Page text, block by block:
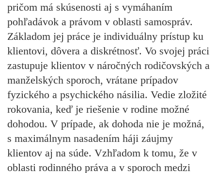
pričom má skúsenosti aj s vymáhaním
pohľadávok a právom v oblasti samospráv.
Základom jej práce je individuálny prístup ku
klientovi, dôvera a diskrétnosť. Vo svojej práci
zastupuje klientov v náročných rodičovských a
manželských sporoch, vrátane prípadov
fyzického a psychického násilia. Vedie zložité
rokovania, keď je riešenie v rodine možné
dohodou. V prípade, ak dohoda nie je možná,
s maximálnym nasadením háji záujmy
klientov aj na súde. Vzhľadom k tomu, že v
oblasti rodinného práva a v sporoch medzi